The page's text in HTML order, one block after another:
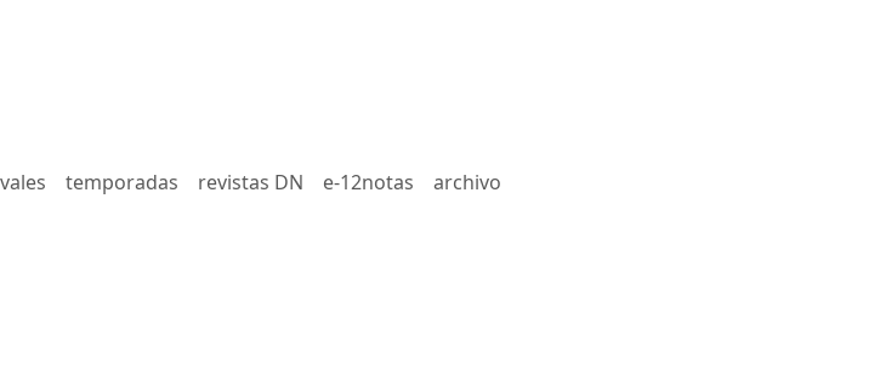
temporadas revistas DN e-12notas archivo